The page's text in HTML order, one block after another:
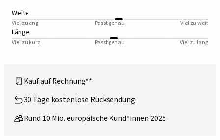
Weite
Viel zu eng Passt genau Viel zu weit
Länge
Viel zu kurz Passt genau Viel zu lang
Kauf auf Rechnung**
30 Tage kostenlose Rücksendung
Rund 10 Mio. europäische Kund*innen 2025